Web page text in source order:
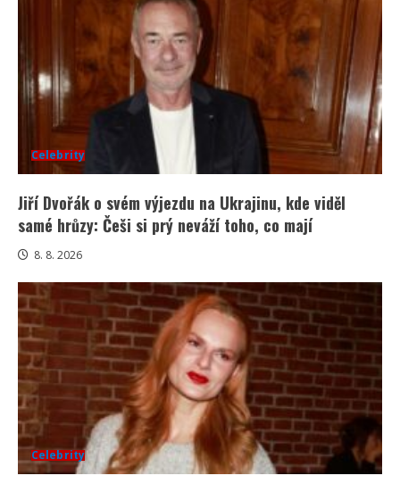
Celebrity
Jiří Dvořák o svém výjezdu na Ukrajinu, kde viděl
samé hrůzy: Češi si prý neváží toho, co mají
8. 8. 2026
Celebrity